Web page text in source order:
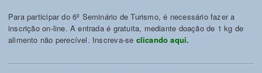
Para participar do 6º Seminário de Turismo, é necessário fazer a
inscrição on-line. A entrada é gratuita, mediante doação de 1 kg de
alimento não perecível. Inscreva-se clicando aqui.